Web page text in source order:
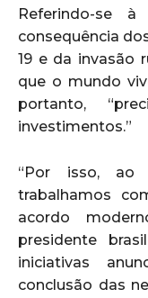
Referindo-se
consequência
19 e da invasão
que o mundo
portanto,
investimentos.”
“Por isso, ao
trabalhamos
acordo
presidente
iniciativas
conclusão das